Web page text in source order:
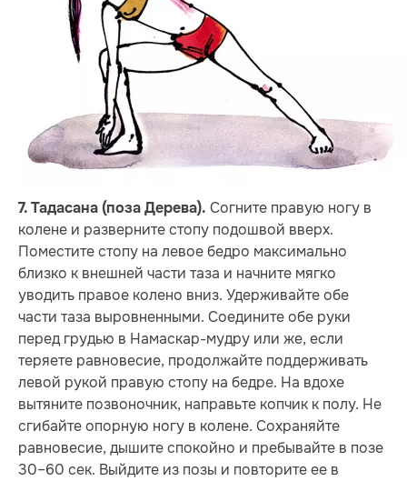
7. Тадасана (поза Дерева). Согните правую ногу в
колене и разверните стопу подошвой вверх.
Поместите стопу на левое бедро максимально
близко к внешней части таза и начните мягко
уводить правое колено вниз. Удерживайте обе
части таза выровненными. Соедините обе руки
перед грудью в Намаскар-мудру или же, если
теряете равновесие, продолжайте поддерживать
левой рукой правую стопу на бедре. На вдохе
вытяните позвоночник, направьте копчик к полу. Не
сгибайте опорную ногу в колене. Сохраняйте
равновесие, дышите спокойно и пребывайте в позе
30–60 сек. Выйдите из позы и повторите ее в